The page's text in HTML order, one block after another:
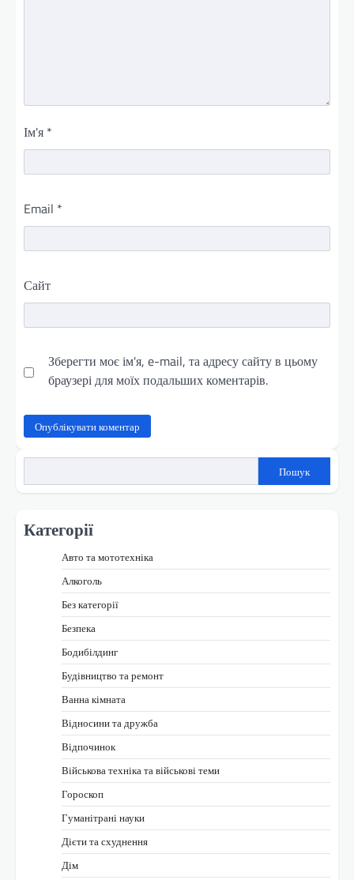
Ім'я *
Email *
Сайт
Зберегти моє ім'я, e-mail, та адресу сайту в цьому
браузері для моїх подальших коментарів.
Пошук
Категорії
Авто та мототехніка
Алкоголь
Без категорії
Безпека
Бодибілдинг
Будівництво та ремонт
Ванна кімната
Відносини та дружба
Відпочинок
Військова техніка та військові теми
Гороскоп
Гуманітрані науки
Дієти та схуднення
Дім